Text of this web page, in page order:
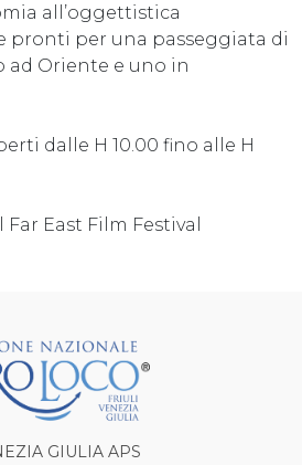
all’oggettistica
pronti per una passeggiata di
ad Oriente e uno in
dalle H 10.00 fino alle H
East Film Festival
GIULIA APS